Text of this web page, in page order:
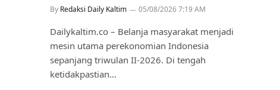
By Redaksi Daily Kaltim 05/08/2026 7:19 AM
Dailykaltim.co – Belanja masyarakat menjadi
mesin utama perekonomian Indonesia
sepanjang triwulan II-2026. Di tengah
ketidakpastian…